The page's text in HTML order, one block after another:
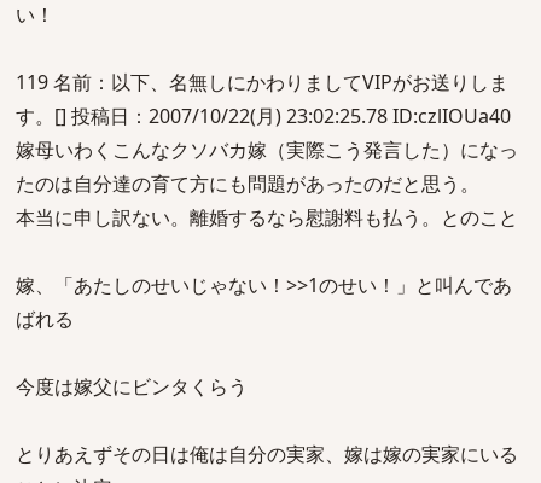
い！
119 名前：以下、名無しにかわりましてVIPがお送りしま
す。[] 投稿日：2007/10/22(月) 23:02:25.78 ID:czlIOUa40
嫁母いわくこんなクソバカ嫁（実際こう発言した）になっ
たのは自分達の育て方にも問題があったのだと思う。
本当に申し訳ない。離婚するなら慰謝料も払う。とのこと
嫁、「あたしのせいじゃない！>>1のせい！」と叫んであ
ばれる
今度は嫁父にビンタくらう
とりあえずその日は俺は自分の実家、嫁は嫁の実家にいる